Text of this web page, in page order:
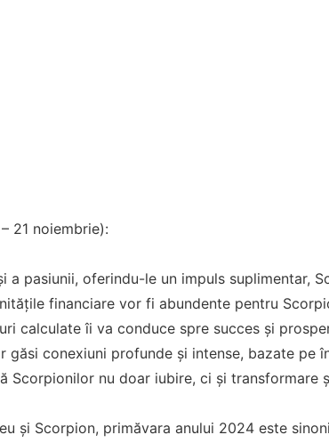
21 noiembrie):
a pasiunii, oferindu-le un impuls suplimentar,
financiare vor fi abundente pentru
calculate îi va conduce spre succes și
găsi conexiuni profunde și intense, bazate pe
Scorpionilor nu doar iubire, ci și transformare
și Scorpion, primăvara anului 2024 este